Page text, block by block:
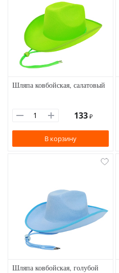
Шляпа ковбойская, салатовый
133 ₽
В корзину
Шляпа ковбойская, голубой